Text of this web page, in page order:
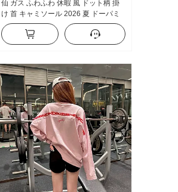
仙 ガス ふわふわ 休暇 風 ドット柄 掛
け 首 キャミソール 2026 夏 ドーパミ
ン ケーキ ポンポン ベビーシャツ トッ
プス